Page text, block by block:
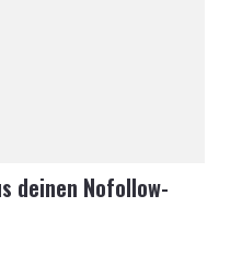
deinen Nofollow-